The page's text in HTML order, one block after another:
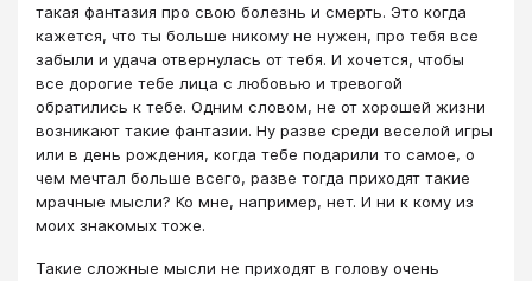
такая фантазия про свою болезнь и смерть. Это когда
кажется, что ты больше никому не нужен, про тебя все
забыли и удача отвернулась от тебя. И хочется, чтобы
все дорогие тебе лица с любовью и тревогой
обратились к тебе. Одним словом, не от хорошей жизни
возникают такие фантазии. Ну разве среди веселой игры
или в день рождения, когда тебе подарили то самое, о
чем мечтал больше всего, разве тогда приходят такие
мрачные мысли? Ко мне, например, нет. И ни к кому из
моих знакомых тоже.
Такие сложные мысли не приходят в голову очень